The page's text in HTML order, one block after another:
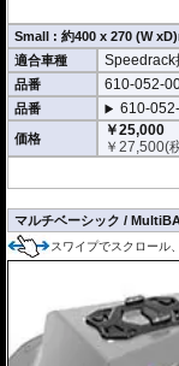
Small : 約400 x 270 (W
適合車種
Speedrack
品番 610-052-
品番 610-
価格
￥25,000
￥27,500(
マルチベーシック /
スワイプでスクロール